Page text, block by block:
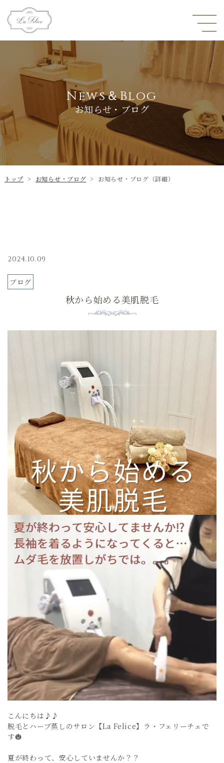
News＆Blog
お知らせ・ブログ
トップ > お知らせ・ブログ > お知らせ・ブログ（詳細）
2024.10.09
ブログ
秋から始める美肌脱毛
こんにちは♪♪
脱毛とハーブ蒸しのサロン【La Felice】ラ・フェリーチェで
す🎃
夏が終わって、安心していませんか？？